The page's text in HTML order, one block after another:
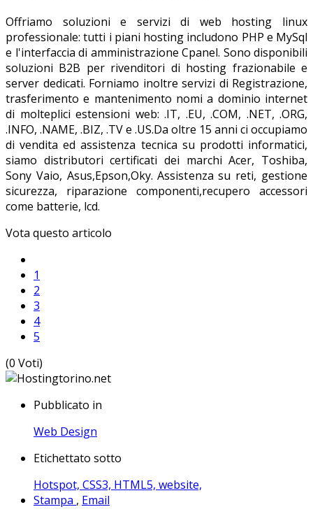
Offriamo soluzioni e servizi di web hosting linux
professionale: tutti i piani hosting includono PHP e MySql
e l'interfaccia di amministrazione Cpanel. Sono disponibili
soluzioni B2B per rivenditori di hosting frazionabile e
server dedicati. Forniamo inoltre servizi di Registrazione,
trasferimento e mantenimento nomi a dominio internet
di molteplici estensioni web: .IT, .EU, .COM, .NET, .ORG,
.INFO, .NAME, .BIZ, .TV e .US.Da oltre 15 anni ci occupiamo
di vendita ed assistenza tecnica su prodotti informatici,
siamo distributori certificati dei marchi Acer, Toshiba,
Sony Vaio, Asus,Epson,Oky. Assistenza su reti, gestione
sicurezza, riparazione componenti,recupero accessori
come batterie, lcd.
Vota questo articolo
1
2
3
4
5
(0 Voti)
Pubblicato in
Web Design
Etichettato sotto
Hotspot, CSS3, HTML5, website,
Stampa , Email